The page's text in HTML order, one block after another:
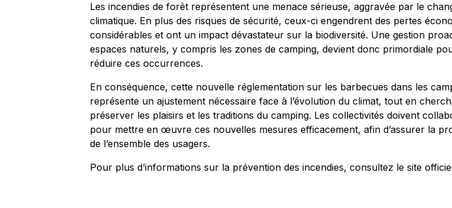
Les incendies de forêt représentent une menace sérieuse, aggravée par le
climatique. En plus des risques de sécurité, ceux-ci engendrent des pertes
considérables et ont un impact dévastateur sur la biodiversité. Une gestion
espaces naturels, y compris les zones de camping, devient donc primordiale
réduire ces occurrences.
En conséquence, cette nouvelle réglementation sur les barbecues dans les
représente un ajustement nécessaire face à l’évolution du climat, tout en
préserver les plaisirs et les traditions du camping. Les collectivités doivent
pour mettre en œuvre ces nouvelles mesures efficacement, afin d’assurer la
de l’ensemble des usagers.
Pour plus d’informations sur la prévention des incendies, consultez le site